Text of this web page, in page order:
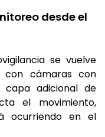
desde el
se vuelve
cámaras con
adicional de
el movimiento,
ocurriendo en el